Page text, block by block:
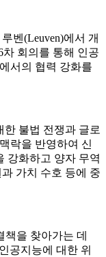
벤(Leuven)에서 개
차 회의를 통해 인공
서의 협력 강화를
한 불법 전쟁과 글로
락을 반영하여 신
강화하고 양자 무역
과 가치 수호 등에 중
책을 찾아가는 데
인공지능에 대한 위